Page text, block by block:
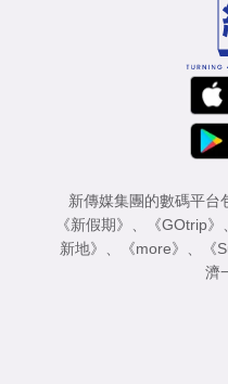
新傳媒集團的數碼平台
《新假期》
《GOtrip》
新地》
《more》 《
濟